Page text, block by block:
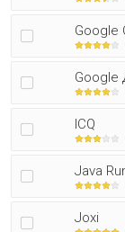
Google
Google
ICQ
Java
Joxi